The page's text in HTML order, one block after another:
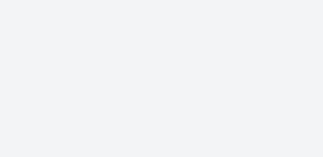
opens in
opens in
opens in
opens in new